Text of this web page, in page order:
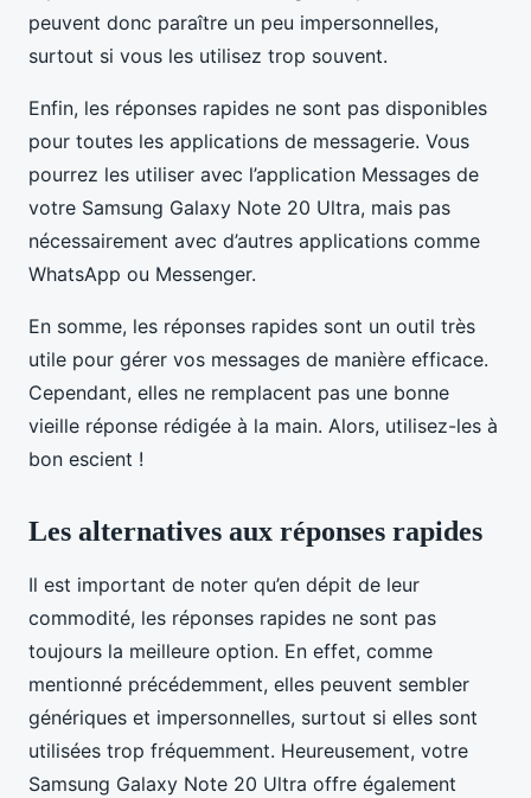
peuvent donc paraître un peu impersonnelles,
surtout si vous les utilisez trop souvent.
Enfin, les réponses rapides ne sont pas disponibles
pour toutes les applications de messagerie. Vous
pourrez les utiliser avec l’application Messages de
votre Samsung Galaxy Note 20 Ultra, mais pas
nécessairement avec d’autres applications comme
WhatsApp ou Messenger.
En somme, les réponses rapides sont un outil très
utile pour gérer vos messages de manière efficace.
Cependant, elles ne remplacent pas une bonne
vieille réponse rédigée à la main. Alors, utilisez-les à
bon escient !
Les alternatives aux réponses rapides
Il est important de noter qu’en dépit de leur
commodité, les réponses rapides ne sont pas
toujours la meilleure option. En effet, comme
mentionné précédemment, elles peuvent sembler
génériques et impersonnelles, surtout si elles sont
utilisées trop fréquemment. Heureusement, votre
Samsung Galaxy Note 20 Ultra offre également